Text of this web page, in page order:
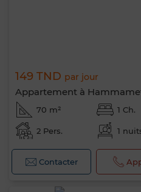
149 TND par jour
Appartement à
70 m² 1 Ch.
2 Pers. 1
Contacter